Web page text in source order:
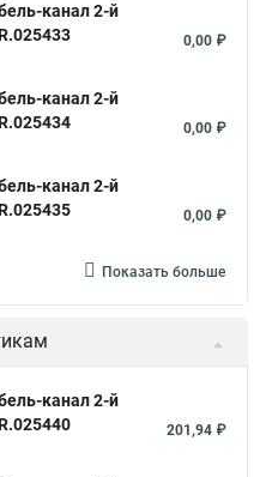
канал 2-й
0,00 ₽
канал 2-й
0,00 ₽
канал 2-й
0,00 ₽
Показать больше
канал 2-й
201,94 ₽